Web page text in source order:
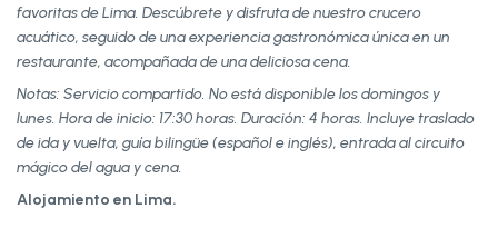
favoritas de Lima. Descúbrete y disfruta de nuestro crucero
acuático, seguido de una experiencia gastronómica única en un
restaurante, acompañada de una deliciosa cena.
Notas: Servicio compartido. No está disponible los domingos y
lunes. Hora de inicio: 17:30 horas. Duración: 4 horas. Incluye traslado
de ida y vuelta, guía bilingüe (español e inglés), entrada al circuito
mágico del agua y cena.
Alojamiento en Lima.